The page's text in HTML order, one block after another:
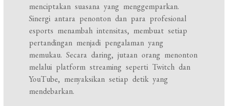
menciptakan suasana yang menggemparkan.
Sinergi antara penonton dan para profesional
esports menambah intensitas, membuat setiap
pertandingan menjadi pengalaman yang
memukau. Secara daring, jutaan orang menonton
melalui platform streaming seperti Twitch dan
YouTube, menyaksikan setiap detik yang
mendebarkan.